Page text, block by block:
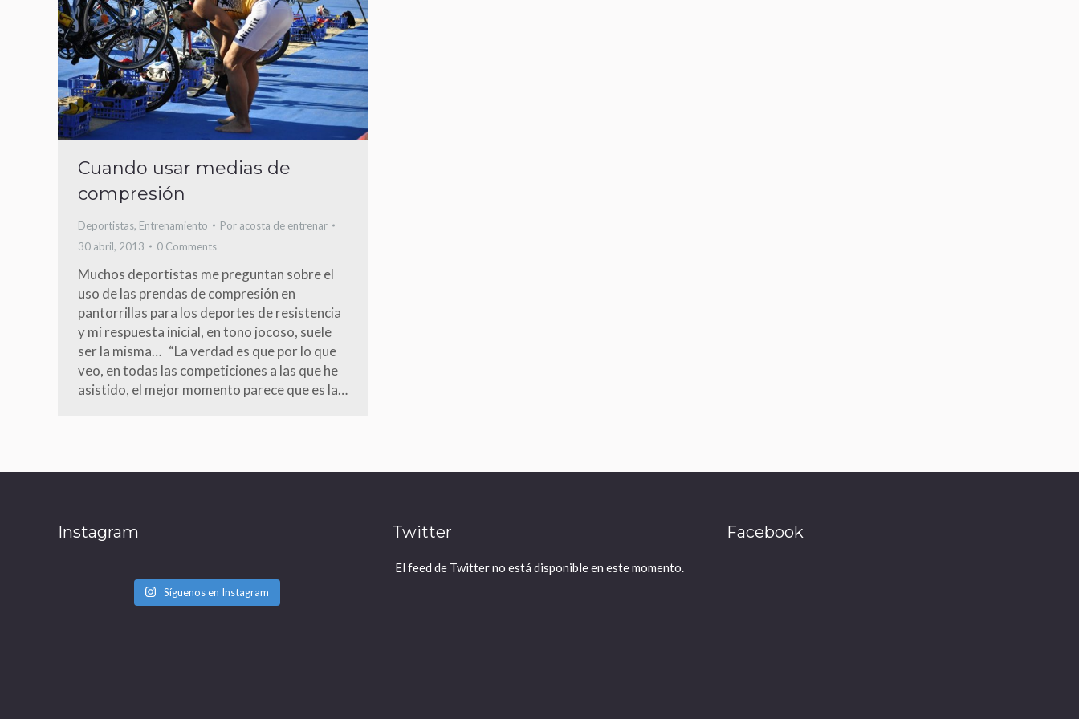
Cuando usar medias de
compresión
Deportistas, Entrenamiento Por acosta de entrenar
30 abril, 2013
0 Comments
Muchos deportistas me preguntan sobre el
uso de las prendas de compresión en
pantorrillas para los deportes de resistencia
y mi respuesta inicial, en tono jocoso, suele
ser la misma… “La verdad es que por lo que
veo, en todas las competiciones a las que he
asistido, el mejor momento parece que es la…
Instagram
Síguenos en Instagram
Twitter
El feed de Twitter no está disponible en este momento.
Facebook